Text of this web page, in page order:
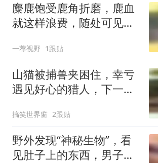
麋鹿饱受鹿角折磨，鹿血
就这样浪费，随处可见脱
一荐视野 1跟贴
山猫被捕兽夹困住，幸亏
遇见好心的猎人，下一幕
搞笑世界窗 2跟贴
野外发现“神秘生物”，看
见肚子上的东西，男子直